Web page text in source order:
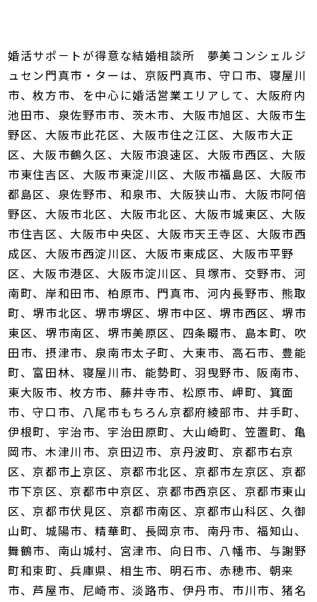
婚活サポ－トが得意な結婚相談所 夢美コンシェルジ
ュセン門真市・ターは、京阪門真市、守口市、寝屋川
市、枚方市、を中心に婚活営業エリアして、大阪府内
池田市、泉佐野市市、茨木市、大阪市旭区、大阪市生
野区、大阪市此花区、大阪市住之江区、大阪市大正
区、大阪市鶴久区、大阪市浪速区、大阪市西区、大阪
市東住吉区、大阪市東淀川区、大阪市福島区、大阪市
都島区、泉佐野市、和泉市、大阪狭山市、大阪市阿倍
野区、大阪市北区、大阪市北区、大阪市城東区、大阪
市住吉区、大阪市中央区、大阪市天王寺区、大阪市西
成区、大阪市西淀川区、大阪市東成区、大阪市平野
区、大阪市港区、大阪市淀川区、貝塚市、交野市、河
南町、岸和田市、柏原市、門真市、河内長野市、熊取
町、堺市北区、堺市堺区、堺市中区、堺市西区、堺市
東区、堺市南区、堺市美原区、四条畷市、島本町、吹
田市、摂津市、泉南市太子町、大東市、高石市、豊能
町、富田林、寝屋川市、能勢町、羽曳野市、阪南市、
東大阪市、枚方市、藤井寺市、松原市、岬町、箕面
市、守口市、八尾市もちろん京都府綾部市、井手町、
伊根町、宇治市、宇治田原町、大山崎町、笠置町、亀
岡市、木津川市、京田辺市、京丹波町、京都市右京
区、京都市上京区、京都市北区、京都市左京区、京都
市下京区、京都市中京区、京都市西京区、京都市東山
区、京都市伏見区、京都市南区、京都市山科区、久御
山町、城陽市、精華町、長岡京市、南丹市、福知山、
舞鶴市、南山城村、宮津市、向日市、八幡市、与謝野
町和束町、兵庫県、相生市、明石市、赤穂市、朝来
市、芦屋市、尼崎市、淡路市、伊丹市、市川市、猪名